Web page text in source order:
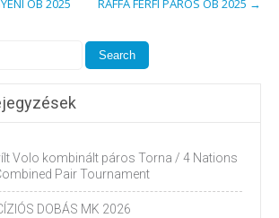
OB 2025 RAFFA FÉRFI PÁROS OB 2025 →
Volo kombinált páros Torna / 4 Nations
Pair Tournament
DOBÁS MK 2026